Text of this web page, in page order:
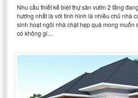
Nhu cầu thiết kế biệt thự sân vườn 2 tầng
hướng nhất là với tình hình là nhiều chủ nhà
sinh hoạt ngôi nhà chật hẹp quá mong muốn
có không gi…